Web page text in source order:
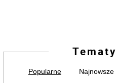
Tematy
Popularne Najnowsze